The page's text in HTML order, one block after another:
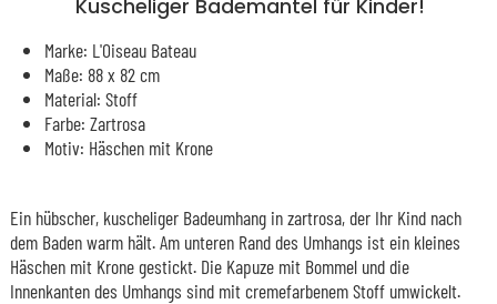
Kuscheliger Bademantel für Kinder!
Marke: L'Oiseau Bateau
Maße: 88 x 82 cm
Material: Stoff
Farbe: Zartrosa
Motiv: Häschen mit Krone
Ein hübscher, kuscheliger Badeumhang in zartrosa, der Ihr Kind nach
dem Baden warm hält. Am unteren Rand des Umhangs ist ein kleines
Häschen mit Krone gestickt. Die Kapuze mit Bommel und die
Innenkanten des Umhangs sind mit cremefarbenem Stoff umwickelt.